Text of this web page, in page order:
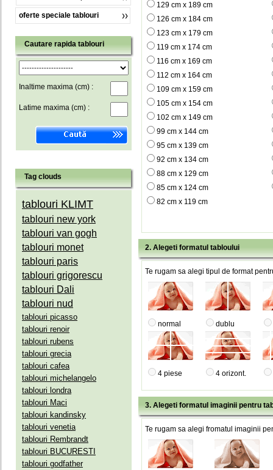
oferte speciale tablouri
Cautare rapida tablouri
Inaltime maxima (cm) :
Latime maxima (cm) :
Tag clouds
tablouri KLIMT
tablouri new york
tablouri van gogh
tablouri monet
tablouri paris
tablouri grigorescu
tablouri Dali
tablouri nud
tablouri picasso
tablouri renoir
tablouri rubens
tablouri grecia
tablouri cafea
tablouri michelangelo
tablouri londra
tablouri Maci
tablouri kandinsky
tablouri venetia
tablouri Rembrandt
tablouri BUCURESTI
tablouri godfather
129 cm x 189 cm
126 cm x 184 cm
123 cm x 179 cm
119 cm x 174 cm
116 cm x 169 cm
112 cm x 164 cm
109 cm x 159 cm
105 cm x 154 cm
102 cm x 149 cm
99 cm x 144 cm
95 cm x 139 cm
92 cm x 134 cm
88 cm x 129 cm
85 cm x 124 cm
82 cm x 119 cm
2. Alegeti formatul tabloului
Te rugam sa alegi tipul de format
normal dublu
4 piese 4 orizont.
3. Alegeti formatul imaginii pentru
Te rugam sa alegi fromatul imaginii